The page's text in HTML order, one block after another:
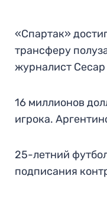
«Спартак»
трансферу
журналист
16 миллионов
игрока.
25-летний
подписания